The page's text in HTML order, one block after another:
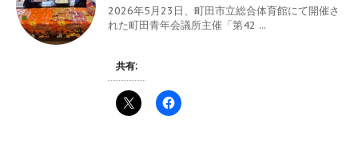
2026年5月23日、町田市立総合体育館にて開催さ
れた町田青年会議所主催「第42 ...
共有: